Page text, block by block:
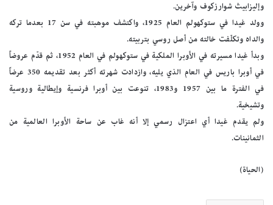
وإليزابيث شوارزكوف وآخرين.
وولد غيدا في ستوكهولم العام 1925، واكتشف موهبته في سن 17 بعدما تركه
والداه وتكلّفت خالته من أصل روسي بتربيته.
وبدأ غيدا مسيرته في الأوبرا الملكية في ستوكهولم في العام 1952، ثم قدّم عروضاً
في أوبرا باريس في العام الذي يليه، وازدادت شهرته أكثر بعد تقديمه 350 عرضاً
في الفترة ما بين 1957 و1983، تنوعت بين أوبرا فرنسية وإيطالية وروسية
وتشيخية.
ولم يقدم غيدا أي اعتزال رسمي إلا أنه غاب عن ساحة الأوبرا العالمية من
الثمانينات.
(الحياة)